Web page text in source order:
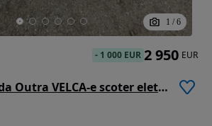
1 / 6
Outra não listada Outra VELCA-e scoter eletrica igual 125cc nova 2 lugares
- 1 000 EUR 2 950 EUR